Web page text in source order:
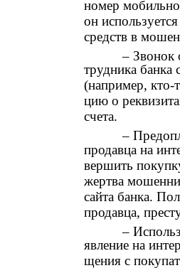
номер
он
средств в
– Звонок
трудника банка
(например,
цию о
счета.
–
продавца на
вершить
жертва
сайта банка.
продавца,
–
явление на
щения с